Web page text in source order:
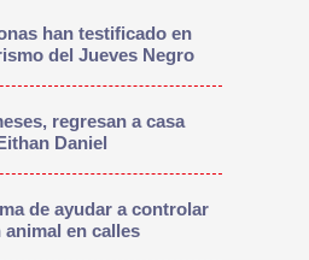
han testificado en
del Jueves Negro
regresan a casa
Daniel
de ayudar a controlar
en calles